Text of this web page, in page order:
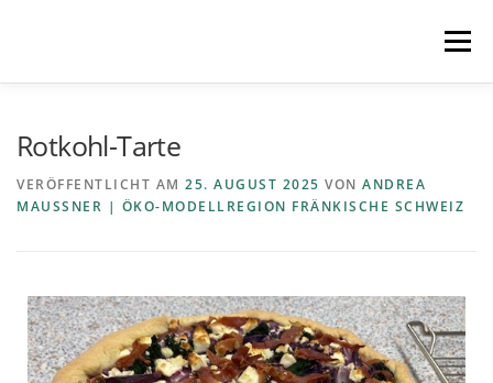
Menü
REGIONEN REGIOPLUS-WISSEN KONTAKT
Rotkohl-Tarte
VERÖFFENTLICHT AM 25. AUGUST 2025 VON ANDREA
MAUSSNER | ÖKO-MODELLREGION FRÄNKISCHE SCHWEIZ